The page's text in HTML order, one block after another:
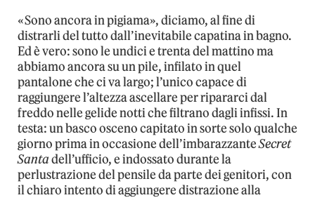
«Sono ancora in pigiama», diciamo, al fine di
distrarli del tutto dall’inevitabile capatina in bagno.
Ed è vero: sono le undici e trenta del mattino ma
abbiamo ancora su un pile, infilato in quel
pantalone che ci va largo; l’unico capace di
raggiungere l’altezza ascellare per ripararci dal
freddo nelle gelide notti che filtrano dagli infissi. In
testa: un basco osceno capitato in sorte solo qualche
giorno prima in occasione dell’imbarazzanteSecret
Santadell’ufficio, e indossato durante la
perlustrazione del pensile da parte dei genitori, con
il chiaro intento di aggiungere distrazione alla